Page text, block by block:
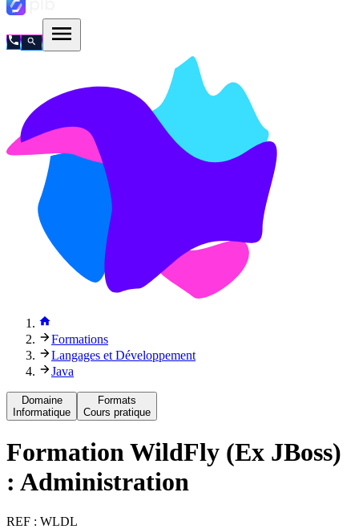
Formations
Langages et Développement
Java
Domaine
Informatique
Formats
Cours pratique
Formation WildFly (Ex JBoss)
: Administration
REF : WLDL